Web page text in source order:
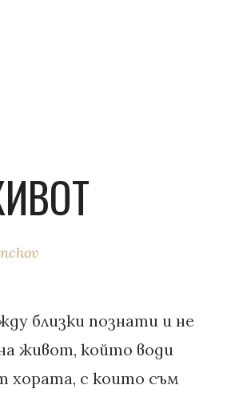
близки познати и не
живот, който води
хората, с които съм